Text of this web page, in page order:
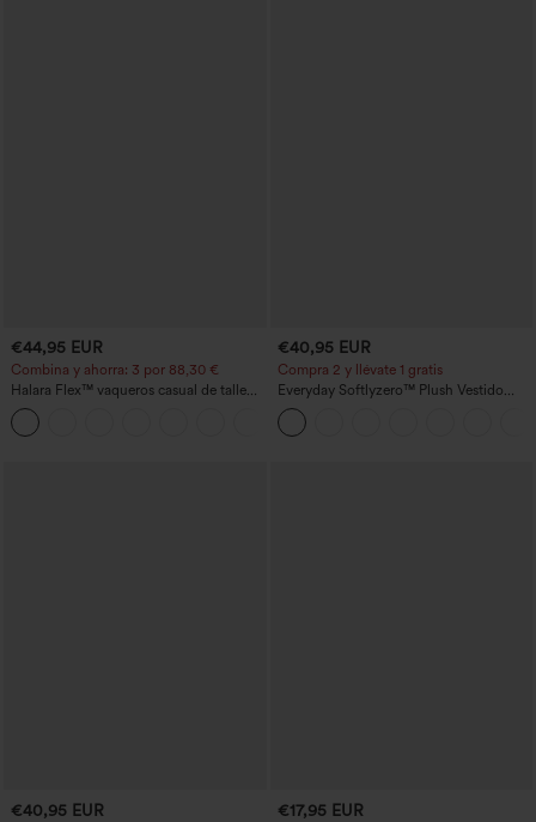
€44,95 EUR
Combina y ahorra: 3 por 88,30 €
Halara Flex™ vaqueros casual de talle
alto con bolsillos, estilo baggy de pierna
ancha, efecto lavado
€40,95 EUR
Compra 2 y llévate 1 gratis
Everyday Softlyzero™ Plush Vestido
deportivo sin espalda 2 en 1
acampanado -Wannabe -Easy Peezy
€40,95 EUR €17,95 EUR